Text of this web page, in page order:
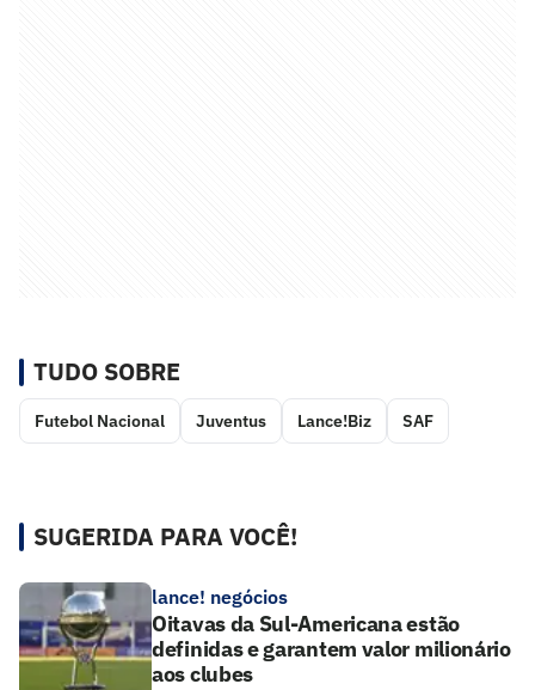
TUDO SOBRE
Futebol Nacional Juventus Lance!Biz SAF
SUGERIDA PARA VOCÊ!
lance! negócios
Oitavas da Sul-Americana estão
definidas e garantem valor milionário
aos clubes